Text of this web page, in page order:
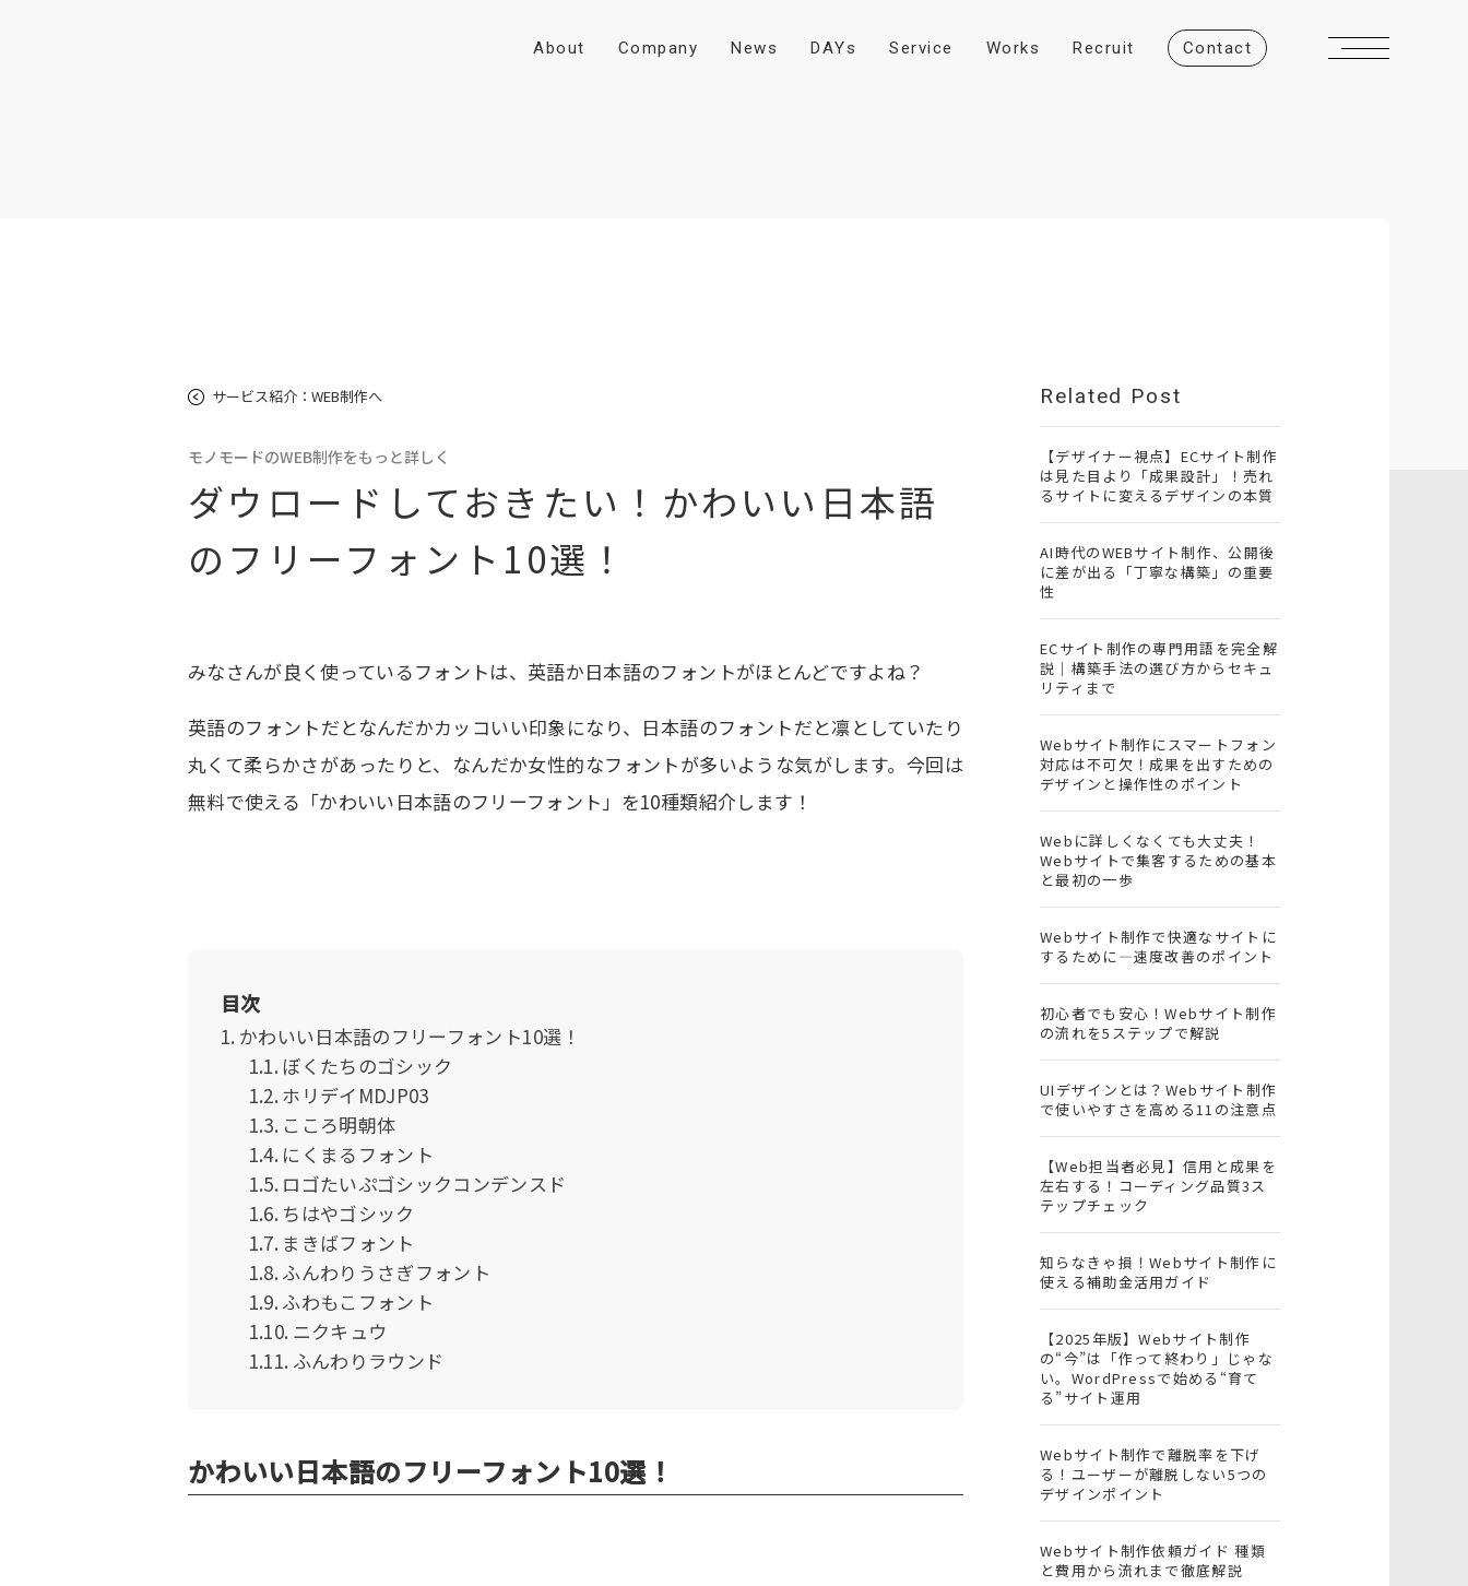
About Company News DAYs Service Works Recruit Contact
サービス紹介：WEB制作へ
モノモードのWEB制作をもっと詳しく
ダウロードしておきたい！かわいい日本語
のフリーフォント10選！
みなさんが良く使っているフォントは、英語か日本語のフォントがほとんどですよね？
英語のフォントだとなんだかカッコいい印象になり、日本語のフォントだと凛としていたり
丸くて柔らかさがあったりと、なんだか女性的なフォントが多いような気がします。今回は
無料で使える「かわいい日本語のフリーフォント」を10種類紹介します！
目次
かわいい日本語のフリーフォント10選！
ぼくたちのゴシック
ホリデイMDJP03
こころ明朝体
にくまるフォント
ロゴたいぷゴシックコンデンスド
ちはやゴシック
まきばフォント
ふんわりうさぎフォント
ふわもこフォント
ニクキュウ
ふんわりラウンド
かわいい日本語のフリーフォント10選！
Related Post
【デザイナー視点】ECサイト制作
は見た目より「成果設計」！売れ
るサイトに変えるデザインの本質
AI時代のWEBサイト制作、公開後
に差が出る「丁寧な構築」の重要
性
ECサイト制作の専門用語を完全解
説｜構築手法の選び方からセキュ
リティまで
Webサイト制作にスマートフォン
対応は不可欠！成果を出すための
デザインと操作性のポイント
Webに詳しくなくても大丈夫！
Webサイトで集客するための基本
と最初の一歩
Webサイト制作で快適なサイトに
するために―速度改善のポイント
初心者でも安心！Webサイト制作
の流れを5ステップで解説
UIデザインとは？Webサイト制作
で使いやすさを高める11の注意点
【Web担当者必見】信用と成果を
左右する！コーディング品質3ス
テップチェック
知らなきゃ損！Webサイト制作に
使える補助金活用ガイド
【2025年版】Webサイト制作
の“今”は「作って終わり」じゃな
い。WordPressで始める“育て
る”サイト運用
Webサイト制作で離脱率を下げ
る！ユーザーが離脱しない5つの
デザインポイント
Webサイト制作依頼ガイド 種類
と費用から流れまで徹底解説